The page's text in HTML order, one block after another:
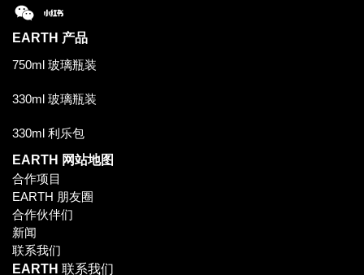
EARTH 产品
750ml 玻璃瓶装
330ml 玻璃瓶装
330ml 利乐包
EARTH 网站地图
合作项目
EARTH 朋友圈
合作伙伴们
新闻
联系我们
EARTH 联系我们